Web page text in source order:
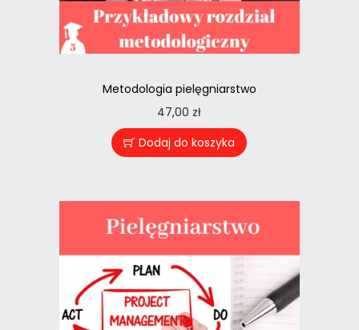
Metodologia pielęgniarstwo
47,00 zł
Dodaj do koszyka